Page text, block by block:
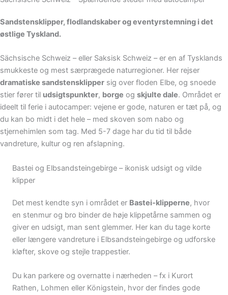
Sandstensklipper, flodlandskaber og eventyrstemning i det
østlige Tyskland.
Sächsische Schweiz – eller Saksisk Schweiz – er en af Tysklands
smukkeste og mest særprægede naturregioner. Her rejser
dramatiske sandstensklipper sig over floden Elbe, og snoede
stier fører til udsigtspunkter, borge og skjulte dale. Området er
ideelt til ferie i autocamper: vejene er gode, naturen er tæt på, og
du kan bo midt i det hele – med skoven som nabo og
stjernehimlen som tag. Med 5-7 dage har du tid til både
vandreture, kultur og ren afslapning.
Bastei og Elbsandsteingebirge – ikonisk udsigt og vilde
klipper
Det mest kendte syn i området er Bastei-klipperne, hvor
en stenmur og bro binder de høje klippetårne sammen og
giver en udsigt, man sent glemmer. Her kan du tage korte
eller længere vandreture i Elbsandsteingebirge og udforske
kløfter, skove og stejle trappestier.
Du kan parkere og overnatte i nærheden – fx i Kurort
Rathen, Lohmen eller Königstein, hvor der findes gode